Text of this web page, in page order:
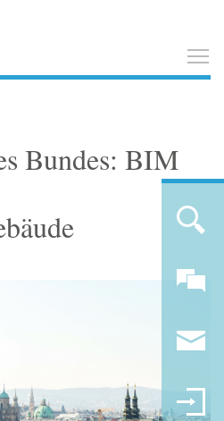
Bundes: BIM